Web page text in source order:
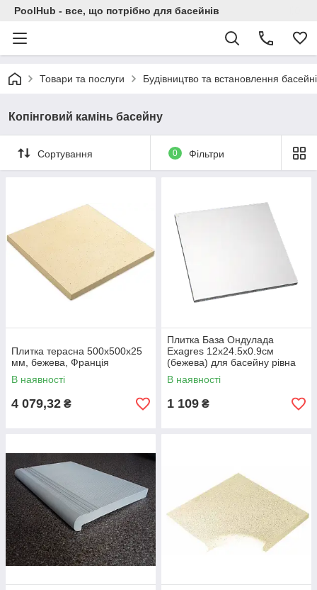
PoolHub - все, що потрібно для басейнів
Товари та послуги Будівництво та встановлення
Копінговий камінь басейну
Сортування 0 Фільтри
Плитка терасна 500х500х25
мм, бежева, Франція
В наявності
4 079,32 ₴
Плитка База Ондулада
Exagres 12x24.5x0.9см
(бежева) для басейну рiвна
В наявності
1 109 ₴